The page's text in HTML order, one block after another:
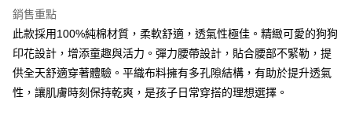
【關於「AFTEE先享後付」】
AFTEE先享後付是「在收到商品之後才付款」的支付方式。 讓您購物簡單
便利好安心！
１．簡單：不需註冊會員、不需綁卡、不需儲值。
２．便利：只要手機號碼，簡訊認證，即可結帳。
３．安心：先確認商品／服務後，再付款。
ATM付款
全家取貨付款
銷售重點
此款採用100%純棉材質，柔軟舒適，透氣性極佳。精緻可愛的狗狗
印花設計，增添童趣與活力。彈力腰帶設計，貼合腰部不緊勒，提
供全天舒適穿著體驗。平織布料擁有多孔隙結構，有助於提升透氣
性，讓肌膚時刻保持乾爽，是孩子日常穿搭的理想選擇。